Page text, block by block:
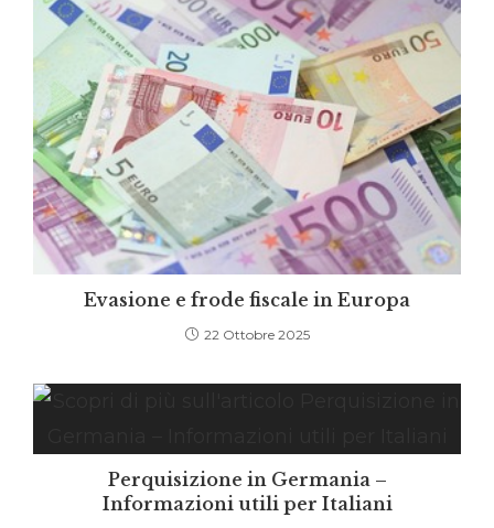
Evasione e frode fiscale in Europa
22 Ottobre 2025
Perquisizione in Germania –
Informazioni utili per Italiani